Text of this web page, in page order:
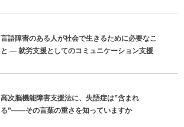
言語障害のある人が社会で生きるために必要なこ
と ― 就労支援としてのコミュニケーション支援
高次脳機能障害支援法に、失語症は”含まれ
る”——その言葉の重さを知っていますか